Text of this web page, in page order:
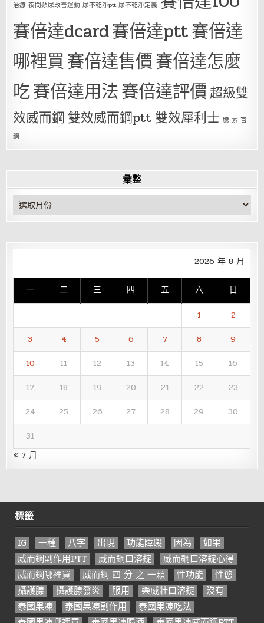
治療 夜間頻尿改善運動 尿不乾淨ptt 尿不乾淨定義
賽倍達dcard賽倍達ptt賽倍達
哪裡買賽倍達售價賽倍達怎麼
吃賽倍達用法賽倍達評價超級雙
效威而鋼 雙效威而鋼ptt 雙效犀利士 騰 素 官
網
彙整
彙
整
2026 年 8 月
一 二 三 四 五 六 日
1
2
3
4 5 6 7 8
9
10
11 12 13 14 15
16
17
18 19 20 21 22
23
24
25 26 27 28 29
30
31
« 7 月
標籤
IG 一種 八字 出現 功能障礙 因為
如果
威而鋼副作用PTT
威而鋼口溶錠
威而鋼口溶錠心得
威而鋼哪裡買
威而鋼 四 分 之 一顆 性功能
性慾
攝護腺
攝護腺發炎 服用 樂威壯口溶錠
沒有
泰國果凍
泰國果凍副作用
泰國果凍吃法